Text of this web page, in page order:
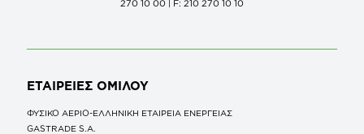
270 10 00 | F: 210 270 10 10
ΕΤΑΙΡΕΙΕΣ ΟΜΙΛΟΥ
ΦΥΣΙΚΟ ΑΕΡΙΟ-ΕΛΛΗΝΙΚΗ ΕΤΑΙΡΕΙΑ ΕΝΕΡΓΕΙΑΣ
GASTRADE S.A.